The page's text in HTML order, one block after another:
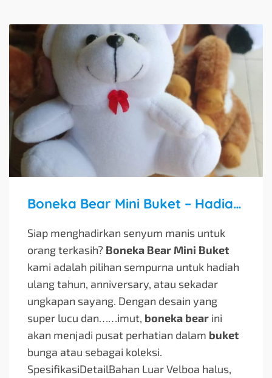
Boneka Bear Mini Buket – Hadiah Lucu dan Menggemaskan!
Siap menghadirkan senyum manis untuk
orang terkasih? Boneka Bear Mini Buket
kami adalah pilihan sempurna untuk hadiah
ulang tahun, anniversary, atau sekadar
ungkapan sayang. Dengan desain yang
super lucu dan……imut, boneka bear ini
akan menjadi pusat perhatian dalam buket
bunga atau sebagai koleksi.
SpesifikasiDetailBahan Luar Velboa halus,